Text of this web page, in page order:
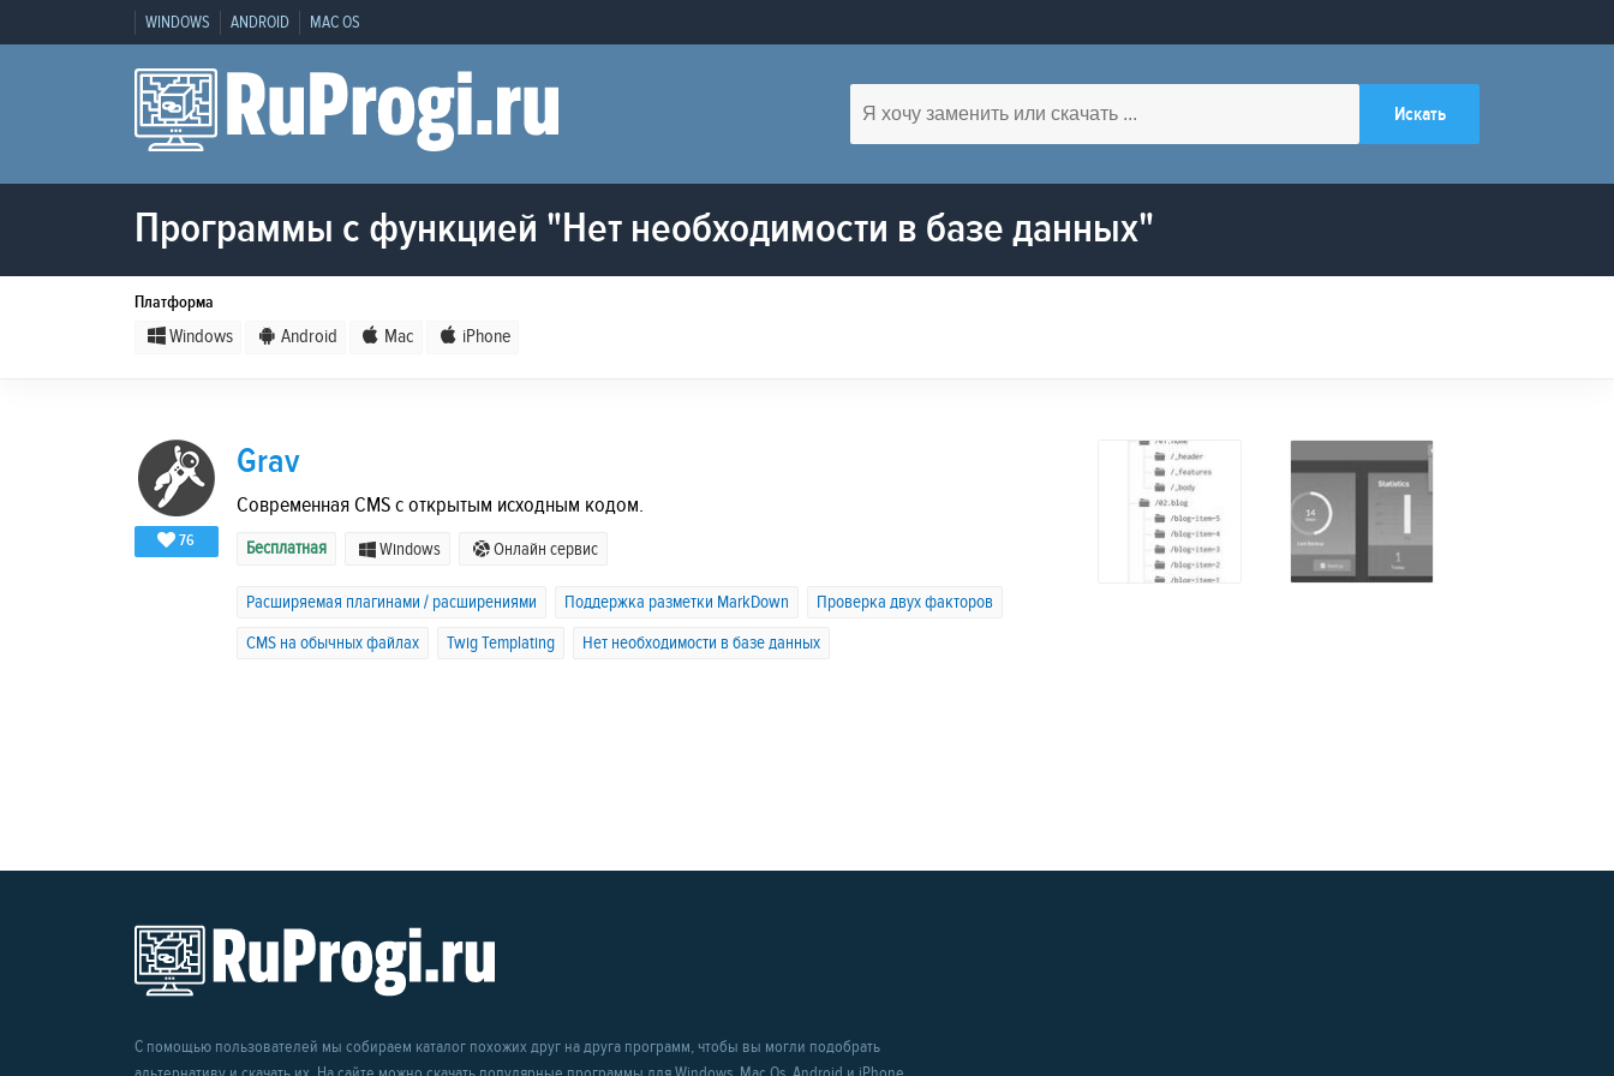
WINDOWS ANDROID MAC OS
Программы с функцией "Нет необходимости в базе данных"
Платформа
Windows Android Mac iPhone
76
Grav
Современная CMS с открытым исходным кодом.
Бесплатная Windows Онлайн сервис
Расширяемая плагинами / расширениями Поддержка разметки MarkDown
Проверка двух факторов
CMS на обычных файлах
Twig Templating Нет необходимости в базе данных
С помощью пользователей мы собираем каталог похожих друг на друга программ, чтобы вы могли подобрать